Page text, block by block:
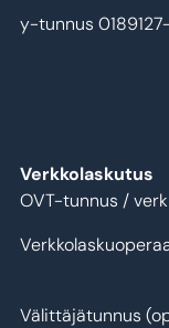
y-tunnus
Verkkolaskutus
OVT-tunnus /
Välittäjätunnus